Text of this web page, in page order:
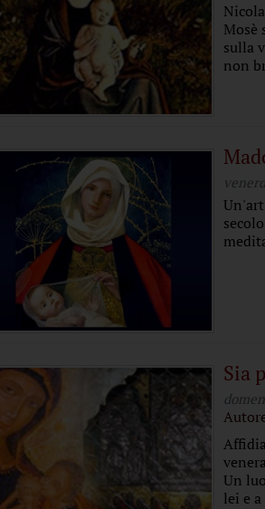
Mosè
sulla
non
Sia
Un
lei e